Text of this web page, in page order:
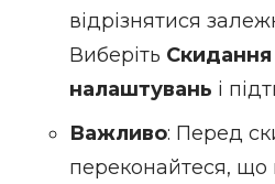
відрізнятися
Виберіть
налаштувань і
Важливо: Перед
переконайтеся, що